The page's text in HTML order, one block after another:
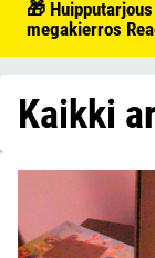
🎁
megakierros
Kaikki